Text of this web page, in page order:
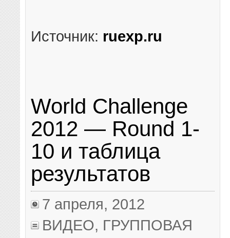
Источник: ruexp.ru
World Challenge
2012 — Round 1-
10 и таблица
результатов
7 апреля, 2012
ВИДЕО, ГРУППОВАЯ